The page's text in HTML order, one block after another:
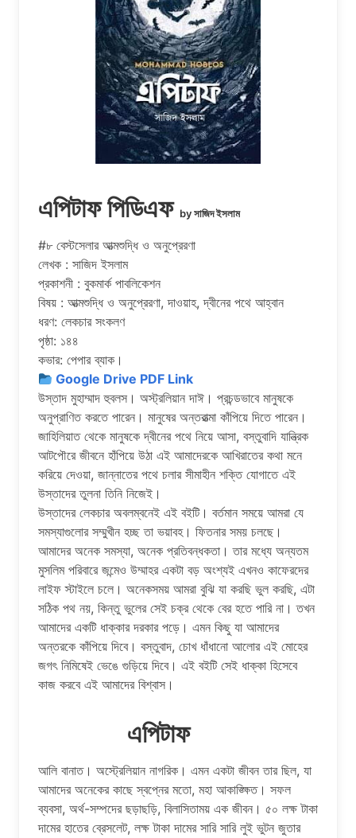
এপিটাফ পিডিএফ by সাজিদ ইসলাম
#৮ বেস্টসেলার আত্মশুদ্ধি ও অনুপ্রেরণা
লেখক : সাজিদ ইসলাম
প্রকাশনী : বুকমার্ক পাবলিকেশন
বিষয় : আত্মশুদ্ধি ও অনুপ্রেরণা, দাওয়াহ, দ্বীনের পথে আহ্বান
ধরণ: লেকচার সংকলণ
পৃষ্ঠা: ১৪৪
কভার: পেপার ব্যাক।
Google Drive PDF Link
উস্তাদ মুহাম্মাদ হুবলস। অস্ট্রলিয়ান দাঈ। প্রচন্ডভাবে মানুষকে
অনুপ্রাণিত করতে পারেন। মানুষের অন্তরাত্মা কাঁপিয়ে দিতে পারেন।
জাহিলিয়াত থেকে মানুষকে দ্বীনের পথে নিয়ে আসা, বস্তুবাদি যান্ত্রিক
আটপৌরে জীবনে হাঁপিয়ে উঠা এই আমাদেরকে আখিরাতের কথা মনে
করিয়ে দেওয়া, জান্নাতের পথে চলার সীমাহীন শক্তি যোগাতে এই
উস্তাদের তুলনা তিনি নিজেই।
উস্তাদের লেকচার অবলম্বনেই এই বইটি। বর্তমান সময়ে আমরা যে
সমস্যাগুলোর সম্মুখীন হচ্ছ তা ভয়াবহ। ফিতনার সময় চলছে।
আমাদের অনেক সমস্যা, অনেক প্রতিবন্ধকতা। তার মধ্যে অন্যতম
মুসলিম পরিবারে জন্মেও উম্মাহর একটা বড় অংশ্যই এখনও কাফেরদের
লাইফ স্টাইলে চলে। অনেকসময় আমরা বুঝি যা করছি ভুল করছি, এটা
সঠিক পথ নয়, কিন্তু ভুলের সেই চক্র থেকে বের হতে পারি না। তখন
আমাদের একটি ধাক্কার দরকার পড়ে। এমন কিছু যা আমাদের
অন্তরকে কাঁপিয়ে দিবে। বস্তুবাদ, চোখ ধাঁধানো আলোর এই মোহের
জগৎ নিমিষেই ভেঙে গুড়িয়ে দিবে। এই বইটি সেই ধাক্কা হিসেবে
কাজ করবে এই আমাদের বিশ্বাস।
এপিটাফ
আলি বানাত। অস্ট্রেলিয়ান নাগরিক। এমন একটা জীবন তার ছিল, যা
আমাদের অনেকের কাছে স্বপ্নের মতো, মহা আকাঙ্ক্ষিত। সফল
ব্যবসা, অর্থ-সম্পদের ছড়াছড়ি, বিলাসিতাময় এক জীবন। ৫০ লক্ষ টাকা
দামের হাতের ব্রেসলেট, লক্ষ টাকা দামের সারি সারি লুই ভুটন জুতার